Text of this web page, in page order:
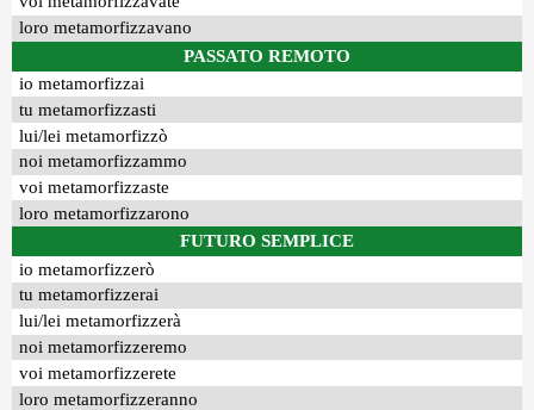
loro metamorfizzavano
PASSATO REMOTO
io metamorfizzai
tu metamorfizzasti
lui/lei metamorfizzò
noi metamorfizzammo
voi metamorfizzaste
loro metamorfizzarono
FUTURO SEMPLICE
io metamorfizzerò
tu metamorfizzerai
lui/lei metamorfizzerà
noi metamorfizzeremo
voi metamorfizzerete
loro metamorfizzeranno